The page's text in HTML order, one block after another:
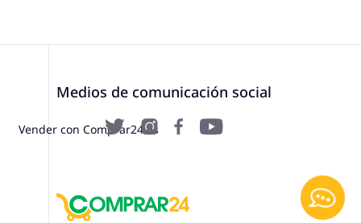
Vender con Comprar24.es
Medios de comunicación social